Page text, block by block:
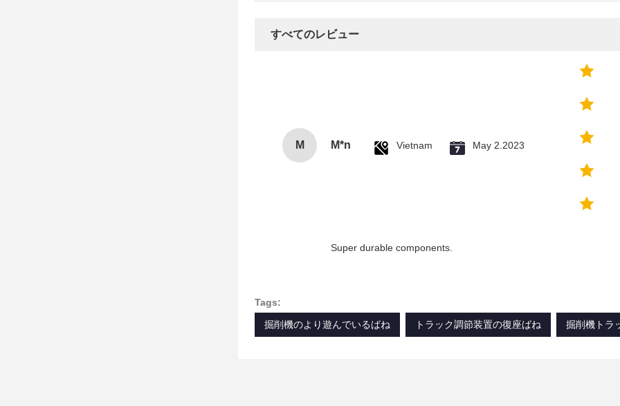
すべてのレビュー
M M*n Vietnam May 2.2023
Super durable components.
Tags:
掘削機のより遊んでいるばね
トラック調節装置の復座ばね 掘削機トラ